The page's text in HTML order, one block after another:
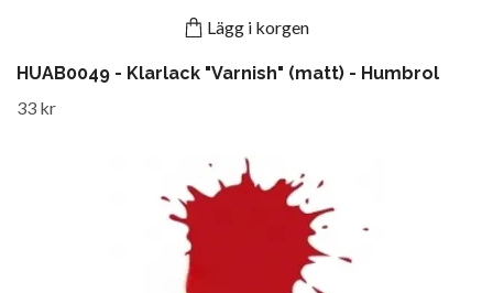
Lägg i korgen
HUAB0049 - Klarlack "Varnish" (matt) - Humbrol
33 kr